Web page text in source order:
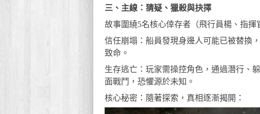
三、主線：猜疑、獵殺與抉擇
故事圍繞5名核心倖存者（飛行員楊、指揮
信任崩塌：船員發現身邊人可能已被替換
致命。
生存逃亡：玩家需操控角色，通過潛行、
面戰鬥，恐懼源於未知。
核心秘密：隨著探索，真相逐漸揭開：